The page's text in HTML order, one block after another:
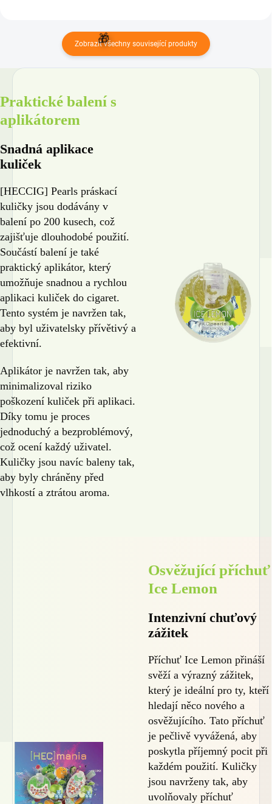
Zobrazit všechny související produkty
Praktické balení s
aplikátorem
Snadná aplikace
kuliček
[HECCIG] Pearls práskací
kuličky jsou dodávány v
balení po 200 kusech, což
zajišťuje dlouhodobé použití.
Součástí balení je také
praktický aplikátor, který
umožňuje snadnou a rychlou
aplikaci kuliček do cigaret.
Tento systém je navržen tak,
aby byl uživatelsky přívětivý a
efektivní.
Aplikátor je navržen tak, aby
minimalizoval riziko
poškození kuliček při aplikaci.
Díky tomu je proces
jednoduchý a bezproblémový,
což ocení každý uživatel.
Kuličky jsou navíc baleny tak,
aby byly chráněny před
vlhkostí a ztrátou aroma.
Osvěžující příchuť
Ice Lemon
Intenzivní chuťový
zážitek
Příchuť Ice Lemon přináší
svěží a výrazný zážitek,
který je ideální pro ty, kteří
hledají něco nového a
osvěžujícího. Tato příchuť
je pečlivě vyvážená, aby
poskytla příjemný pocit při
každém použití. Kuličky
jsou navrženy tak, aby
uvolňovaly příchuť